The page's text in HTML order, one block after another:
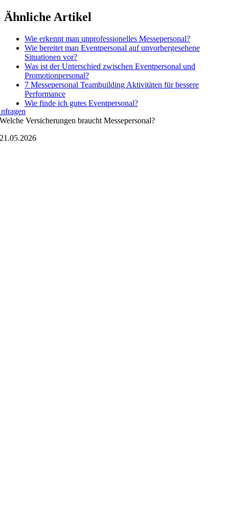
Zum
Inhalt
Ähnliche Artikel
Wie erkennt man unprofessionelles Messepersonal?
Wie bereitet man Eventpersonal auf unvorhergesehene
Situationen vor?
Was ist der Unterschied zwischen Eventpersonal und
Promotionpersonal?
7 Messepersonal Teambuilding Aktivitäten für bessere
Performance
Wie finde ich gutes Eventpersonal?
Welche Versicherungen braucht Messepersonal?
21.05.2026